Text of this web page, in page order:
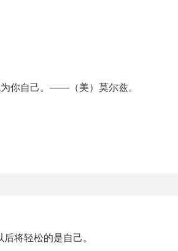
你自己。——（美）莫尔兹。
将轻松的是自己。